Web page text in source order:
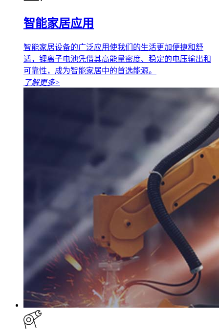
智能家居应用
智能家居设备的广泛应用使我们的生活更加便捷和舒
适，锂离子电池凭借其高能量密度、稳定的电压输出和
可靠性，成为智能家居中的首选能源。
了解更多>